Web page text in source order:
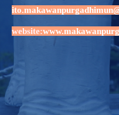
website: